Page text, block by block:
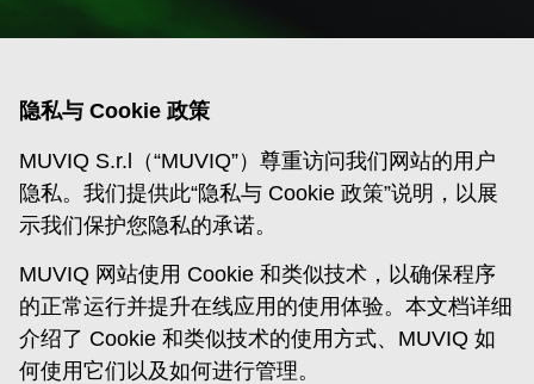
隐私与 Cookie 政策
MUVIQ S.r.l（“MUVIQ”）尊重访问我们网站的用户
隐私。我们提供此“隐私与 Cookie 政策”说明，以展
示我们保护您隐私的承诺。
MUVIQ 网站使用 Cookie 和类似技术，以确保程序
的正常运行并提升在线应用的使用体验。本文档详细
介绍了 Cookie 和类似技术的使用方式、MUVIQ 如
何使用它们以及如何进行管理。